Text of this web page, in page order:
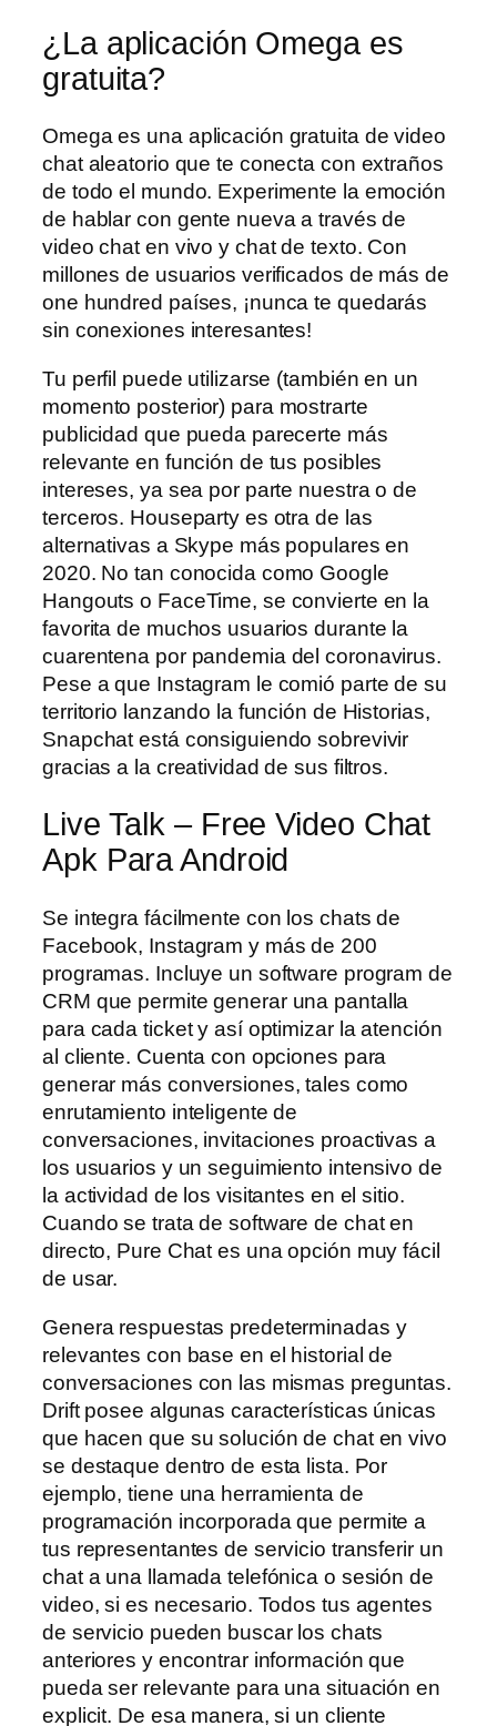
¿La aplicación Omega es
gratuita?
Omega es una aplicación gratuita de video
chat aleatorio que te conecta con extraños
de todo el mundo. Experimente la emoción
de hablar con gente nueva a través de
video chat en vivo y chat de texto. Con
millones de usuarios verificados de más de
one hundred países, ¡nunca te quedarás
sin conexiones interesantes!
Tu perfil puede utilizarse (también en un
momento posterior) para mostrarte
publicidad que pueda parecerte más
relevante en función de tus posibles
intereses, ya sea por parte nuestra o de
terceros. Houseparty es otra de las
alternativas a Skype más populares en
2020. No tan conocida como Google
Hangouts o FaceTime, se convierte en la
favorita de muchos usuarios durante la
cuarentena por pandemia del coronavirus.
Pese a que Instagram le comió parte de su
territorio lanzando la función de Historias,
Snapchat está consiguiendo sobrevivir
gracias a la creatividad de sus filtros.
Live Talk – Free Video Chat
Apk Para Android
Se integra fácilmente con los chats de
Facebook, Instagram y más de 200
programas. Incluye un software program de
CRM que permite generar una pantalla
para cada ticket y así optimizar la atención
al cliente. Cuenta con opciones para
generar más conversiones, tales como
enrutamiento inteligente de
conversaciones, invitaciones proactivas a
los usuarios y un seguimiento intensivo de
la actividad de los visitantes en el sitio.
Cuando se trata de software de chat en
directo, Pure Chat es una opción muy fácil
de usar.
Genera respuestas predeterminadas y
relevantes con base en el historial de
conversaciones con las mismas preguntas.
Drift posee algunas características únicas
que hacen que su solución de chat en vivo
se destaque dentro de esta lista. Por
ejemplo, tiene una herramienta de
programación incorporada que permite a
tus representantes de servicio transferir un
chat a una llamada telefónica o sesión de
video, si es necesario. Todos tus agentes
de servicio pueden buscar los chats
anteriores y encontrar información que
pueda ser relevante para una situación en
explicit. De esa manera, si un cliente